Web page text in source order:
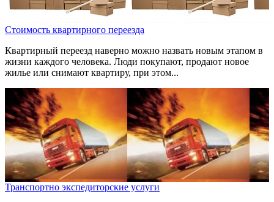
Стоимость квартирного переезда
Квартирный переезд наверно можно назвать новым этапом в
жизни каждого человека. Люди покупают, продают новое
жилье или снимают квартиру, при этом...
Транспортно экспедиторские услуги